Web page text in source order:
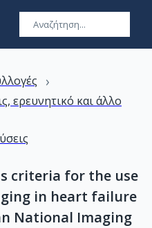
›
ερευνητικό και άλλο
criteria for the use
in heart failure
National Imaging